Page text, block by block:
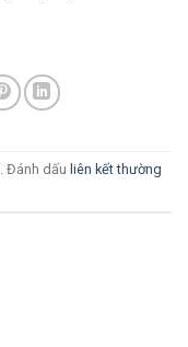
. Đánh dấu liên kết thường